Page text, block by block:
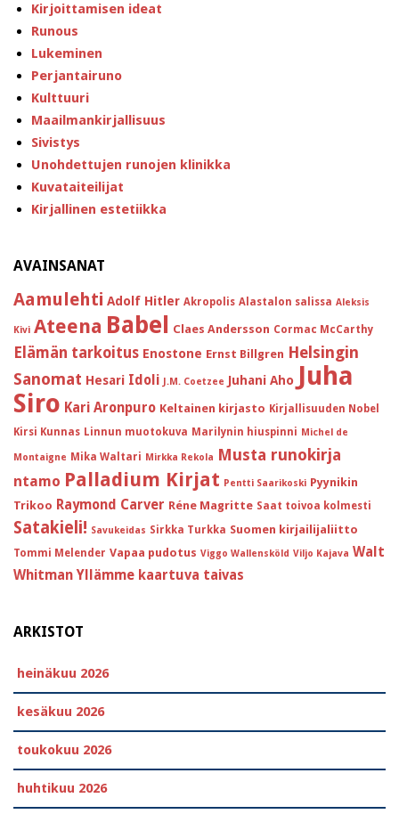
Kirjoittamisen ideat
Runous
Lukeminen
Perjantairuno
Kulttuuri
Maailmankirjallisuus
Sivistys
Unohdettujen runojen klinikka
Kuvataiteilijat
Kirjallinen estetiikka
AVAINSANAT
Aamulehti Adolf Hitler Akropolis Alastalon salissa Aleksis
Kivi Ateena Babel Claes Andersson Cormac McCarthy
Elämän tarkoitus Enostone Ernst Billgren Helsingin
Sanomat Hesari Idoli J.M. Coetzee Juhani Aho Juha
Siro Kari Aronpuro Keltainen kirjasto Kirjallisuuden Nobel
Kirsi Kunnas Linnun muotokuva Marilynin hiuspinni Michel de
Montaigne Mika Waltari Mirkka Rekola Musta runokirja
ntamo Palladium Kirjat Pentti Saarikoski Pyynikin
Trikoo Raymond Carver Réne Magritte Saat toivoa kolmesti
Satakieli! Savukeidas Sirkka Turkka Suomen kirjailijaliitto
Tommi Melender Vapaa pudotus Viggo Wallensköld Viljo Kajava Walt
Whitman Yllämme kaartuva taivas
ARKISTOT
heinäkuu 2026
kesäkuu 2026
toukokuu 2026
huhtikuu 2026